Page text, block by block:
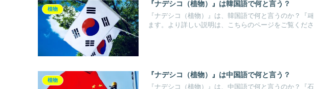
植物
『ナデシコ（植物）』は韓国語で何と言う？
『ナデシコ（植物）』は、韓国語で何と言うのか？『
ます。より詳しい説明は、こちらのページをご覧くだ
植物
『ナデシコ（植物）』は中国語で何と言う？
『ナデシコ（植物）』は、中国語で何と言うのか？『